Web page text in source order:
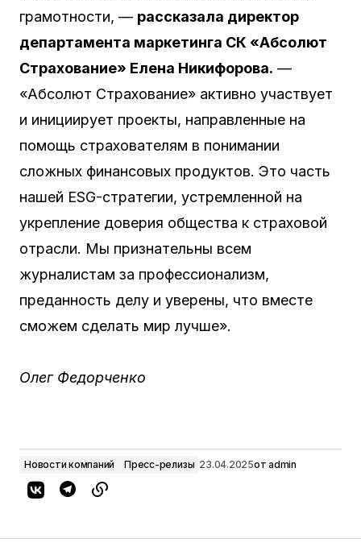
грамотности, — рассказала директор
департамента маркетинга СК «Абсолют
Страхование» Елена Никифорова. —
«Абсолют Страхование» активно участвует
и инициирует проекты, направленные на
помощь страхователям в понимании
сложных финансовых продуктов. Это часть
нашей ESG-стратегии, устремленной на
укрепление доверия общества к страховой
отрасли. Мы признательны всем
журналистам за профессионализм,
преданность делу и уверены, что вместе
сможем сделать мир лучше».
Олег Федорченко
Новости компаний Пресс-релизы 23.04.2025от admin